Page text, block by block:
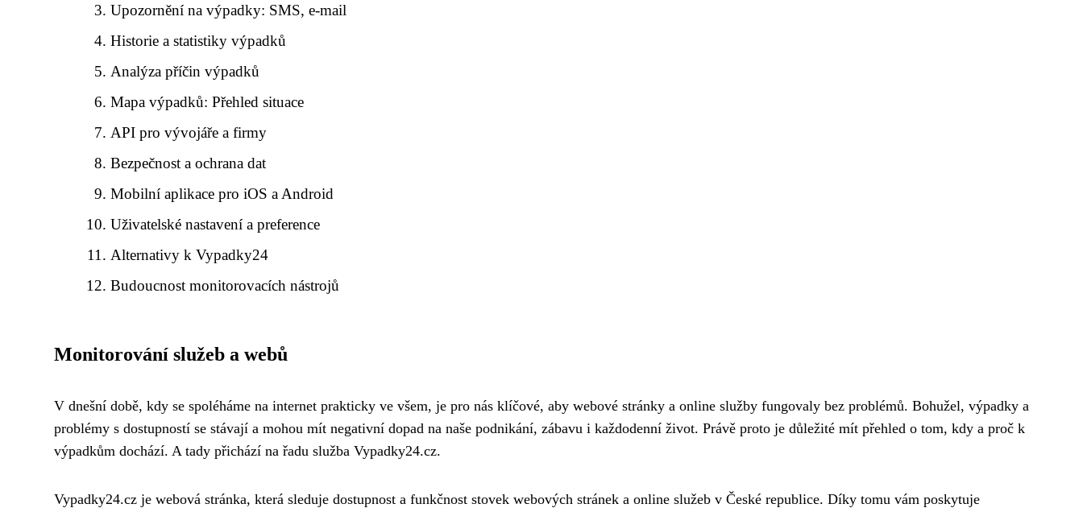
Upozornění na výpadky: SMS, e-mail
Historie a statistiky výpadků
Analýza příčin výpadků
Mapa výpadků: Přehled situace
API pro vývojáře a firmy
Bezpečnost a ochrana dat
Mobilní aplikace pro iOS a Android
Uživatelské nastavení a preference
Alternativy k Vypadky24
Budoucnost monitorovacích nástrojů
Monitorování služeb a webů
V dnešní době, kdy se spoléháme na internet prakticky ve všem, je pro nás klíčové, aby webové stránky a online služby fungovaly bez problémů. Bohužel, výpadky a
problémy s dostupností se stávají a mohou mít negativní dopad na naše podnikání, zábavu i každodenní život. Právě proto je důležité mít přehled o tom, kdy a proč k
výpadkům dochází. A tady přichází na řadu služba Vypadky24.cz.
Vypadky24.cz je webová stránka, která sleduje dostupnost a funkčnost stovek webových stránek a online služeb v České republice. Díky tomu vám poskytuje